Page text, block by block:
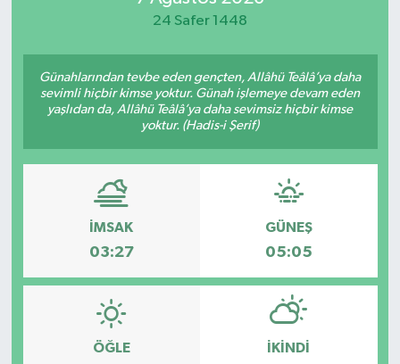
24 Safer 1448
Günahlarından tevbe eden gençten, Allâhü Teâlâ’ya daha
sevimli hiçbir kimse yoktur. Günah işlemeye devam eden
yaşlıdan da, Allâhü Teâlâ’ya daha sevimsiz hiçbir kimse
yoktur. (Hadis-i Şerif)
İMSAK
03:27
GÜNEŞ
05:05
ÖĞLE İKINDI